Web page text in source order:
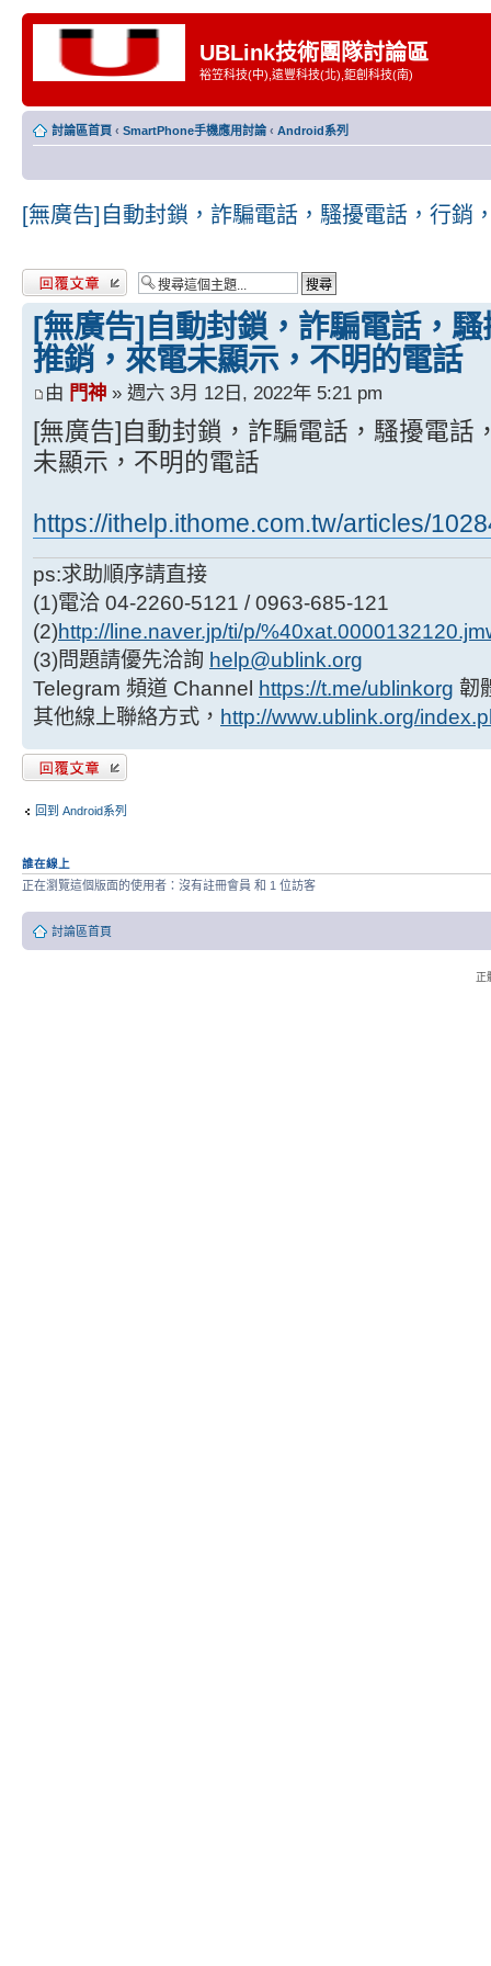
UBLink技術團隊討論區
裕笠科技(中),遠豐科技(北),鉅創科技(南)
討論區首頁 ‹ SmartPhone手機應用討論 ‹ Android系列
[無廣告]自動封鎖，詐騙電話，騷擾電話，行銷
發表回覆
[無廣告]自動封鎖，詐騙電話，
推銷，來電未顯示，不明的電話
由 門神 » 週六 3月 12日, 2022年 5:21 pm
[無廣告]自動封鎖，詐騙電話，騷擾電話
未顯示，不明的電話
https://ithelp.ithome.com.tw/articles/
ps:求助順序請直接
(1)電洽 04-2260-5121 / 0963-685-121
(2)http://line.naver.jp/ti/p/
(3)問題請優先洽詢 help@ublink.org
Telegram 頻道 Channel
https://t.me/ublinkorg 韌
其他線上聯絡方式， http://www.ublink.org/
發表回覆
回到 Android系列
誰在線上
正在瀏覽這個版面的使用者：沒有註冊會員 和 1 位訪客
討論區首頁
正